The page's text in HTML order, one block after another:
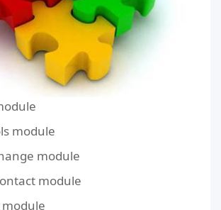
module
module
module